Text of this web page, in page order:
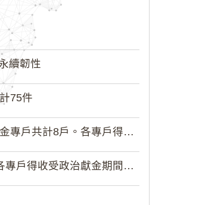
續韌性
75件
共計8戶。各專戶得收受...
收受政治獻金期間為自...